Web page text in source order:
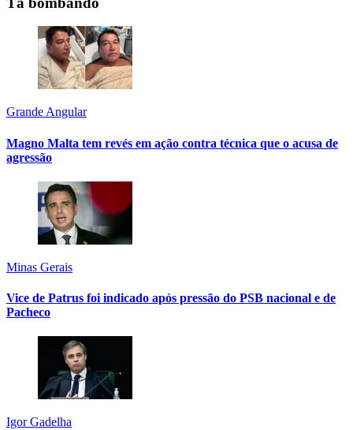
Grande Angular
Magno Malta tem revés em ação contra técnica que o acusa de
agressão
Minas Gerais
Vice de Patrus foi indicado após pressão do PSB nacional e de
Pacheco
Igor Gadelha